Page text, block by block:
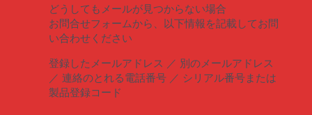
どうしてもメールが見つからない場合
お問合せフォームから、以下情報を記載してお問
い合わせください
登録したメールアドレス ／ 別のメールアドレス
／ 連絡のとれる電話番号 ／ シリアル番号または
製品登録コード